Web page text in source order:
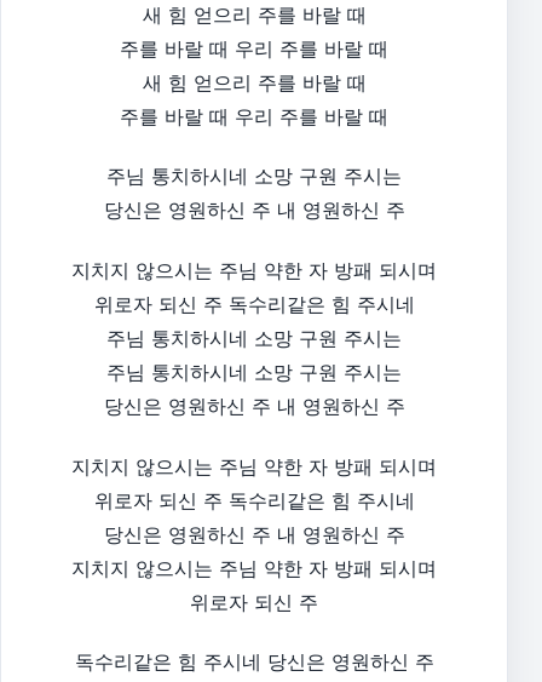
새 힘 얻으리 주를 바랄 때
주를 바랄 때 우리 주를 바랄 때
새 힘 얻으리 주를 바랄 때
주를 바랄 때 우리 주를 바랄 때
주님 통치하시네 소망 구원 주시는
당신은 영원하신 주 내 영원하신 주
지치지 않으시는 주님 약한 자 방패 되시며
위로자 되신 주 독수리같은 힘 주시네
주님 통치하시네 소망 구원 주시는
주님 통치하시네 소망 구원 주시는
당신은 영원하신 주 내 영원하신 주
지치지 않으시는 주님 약한 자 방패 되시며
위로자 되신 주 독수리같은 힘 주시네
당신은 영원하신 주 내 영원하신 주
지치지 않으시는 주님 약한 자 방패 되시며
위로자 되신 주
독수리같은 힘 주시네 당신은 영원하신 주